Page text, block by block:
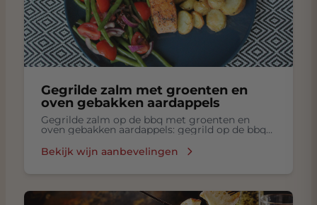
Gegrilde zalm met groenten en
oven gebakken aardappels
Gegrilde zalm op de bbq met groenten en
oven gebakken aardappels: gegrild op de bbq
Bekijk wijn aanbevelingen